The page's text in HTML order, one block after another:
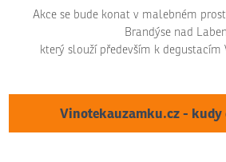
Akce se bude konat v malebném
Brandýse nad
který slouží především k degustacím
Vinotekauzamku.cz - kudy